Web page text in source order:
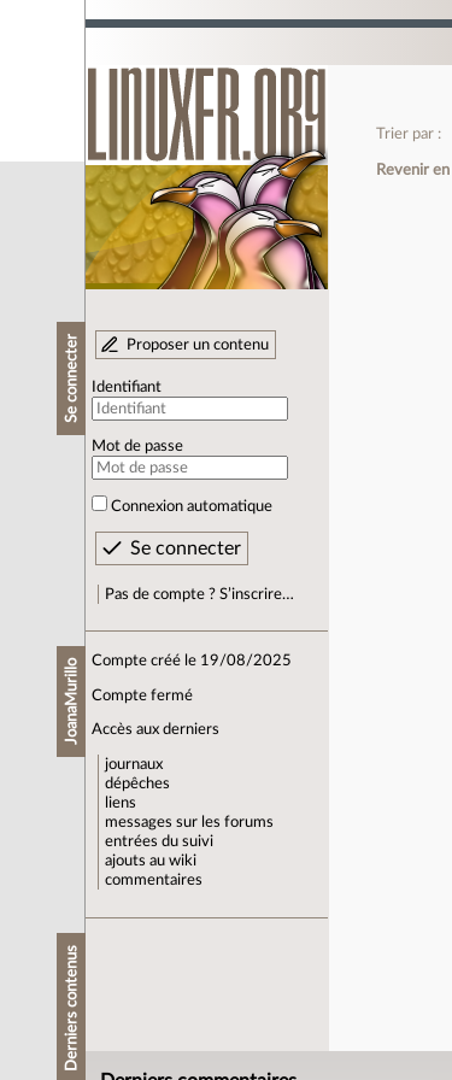
Se connecter Proposer un contenu
Identifiant
Mot de passe
Connexion automatique
Pas de compte ? S’inscrire…
JoanaMurillo Compte créé le 19/08/2025
Compte fermé
Accès aux derniers
journaux
dépêches
liens
messages sur les forums
entrées du suivi
ajouts au wiki
commentaires
Derniers contenus
Trier par :
Revenir